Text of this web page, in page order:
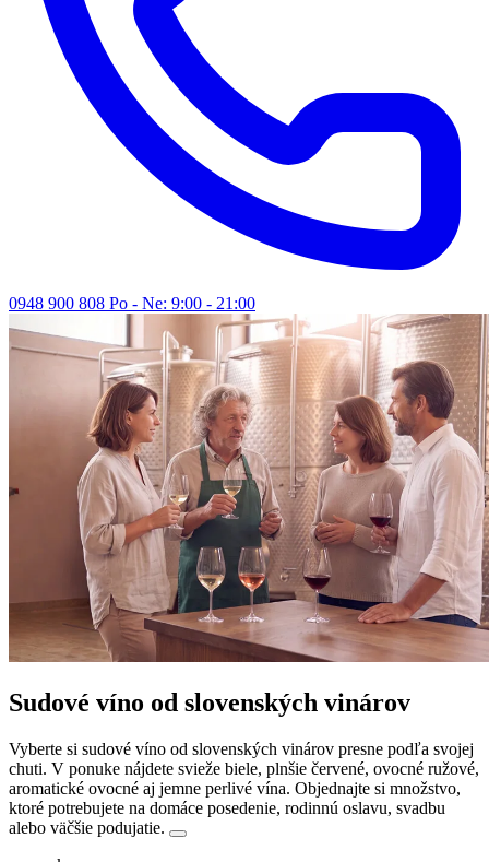
0948 900 808 Po - Ne: 9:00 - 21:00
Sudové víno od slovenských vinárov
Vyberte si sudové víno od slovenských vinárov presne podľa svojej
chuti. V ponuke nájdete svieže biele, plnšie červené, ovocné ružové,
aromatické ovocné aj jemne perlivé vína. Objednajte si množstvo,
ktoré potrebujete na domáce posedenie, rodinnú oslavu, svadbu
alebo väčšie podujatie.